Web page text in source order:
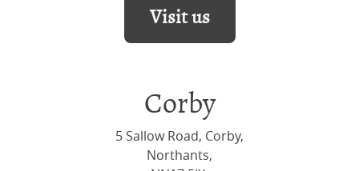
Visit us
Corby
5 Sallow Road, Corby,
Northants,